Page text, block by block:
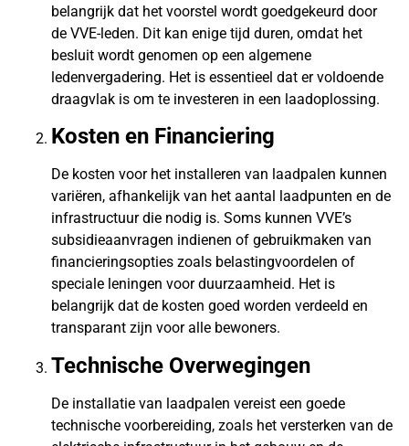
belangrijk dat het voorstel wordt goedgekeurd door
de VVE-leden. Dit kan enige tijd duren, omdat het
besluit wordt genomen op een algemene
ledenvergadering. Het is essentieel dat er voldoende
draagvlak is om te investeren in een laadoplossing.
Kosten en Financiering
De kosten voor het installeren van laadpalen kunnen
variëren, afhankelijk van het aantal laadpunten en de
infrastructuur die nodig is. Soms kunnen VVE’s
subsidieaanvragen indienen of gebruikmaken van
financieringsopties zoals belastingvoordelen of
speciale leningen voor duurzaamheid. Het is
belangrijk dat de kosten goed worden verdeeld en
transparant zijn voor alle bewoners.
Technische Overwegingen
De installatie van laadpalen vereist een goede
technische voorbereiding, zoals het versterken van de